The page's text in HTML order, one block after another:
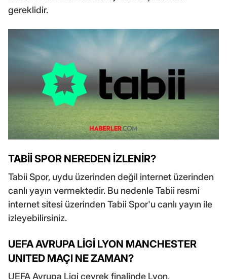
gereklidir.
TABİİ SPOR NEREDEN İZLENİR?
Tabii Spor, uydu üzerinden değil internet üzerinden
canlı yayın vermektedir. Bu nedenle Tabii resmi
internet sitesi üzerinden Tabii Spor'u canlı yayın ile
izleyebilirsiniz.
UEFA AVRUPA LİGİ LYON MANCHESTER
UNITED MAÇI NE ZAMAN?
UEFA Avrupa Ligi çeyrek finalinde Lyon,